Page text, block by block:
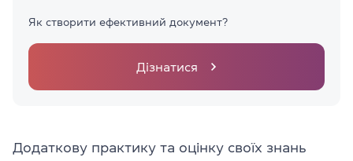
Як створити ефективний документ?
Дізнатися
Додаткову практику та оцінку своїх знань